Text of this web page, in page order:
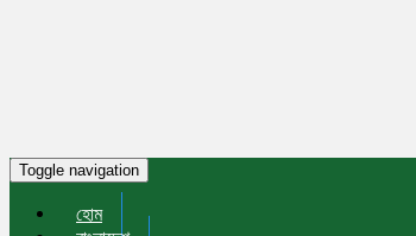
Toggle navigation
হোম